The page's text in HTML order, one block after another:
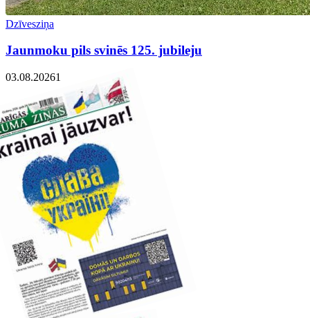
Dzīvesziņa
Jaunmoku pils svinēs 125. jubileju
03.08.20261